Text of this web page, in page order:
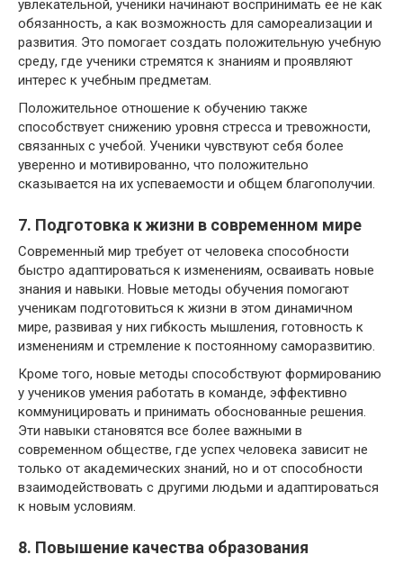
увлекательной, ученики начинают воспринимать ее не как
обязанность, а как возможность для самореализации и
развития. Это помогает создать положительную учебную
среду, где ученики стремятся к знаниям и проявляют
интерес к учебным предметам.
Положительное отношение к обучению также
способствует снижению уровня стресса и тревожности,
связанных с учебой. Ученики чувствуют себя более
уверенно и мотивированно, что положительно
сказывается на их успеваемости и общем благополучии.
7. Подготовка к жизни в современном мире
Современный мир требует от человека способности
быстро адаптироваться к изменениям, осваивать новые
знания и навыки. Новые методы обучения помогают
ученикам подготовиться к жизни в этом динамичном
мире, развивая у них гибкость мышления, готовность к
изменениям и стремление к постоянному саморазвитию.
Кроме того, новые методы способствуют формированию
у учеников умения работать в команде, эффективно
коммуницировать и принимать обоснованные решения.
Эти навыки становятся все более важными в
современном обществе, где успех человека зависит не
только от академических знаний, но и от способности
взаимодействовать с другими людьми и адаптироваться
к новым условиям.
8. Повышение качества образования